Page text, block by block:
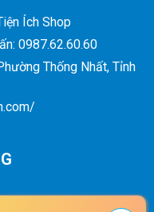
Ích Shop
0987.62.60.60
Thống Nhất, Tỉnh